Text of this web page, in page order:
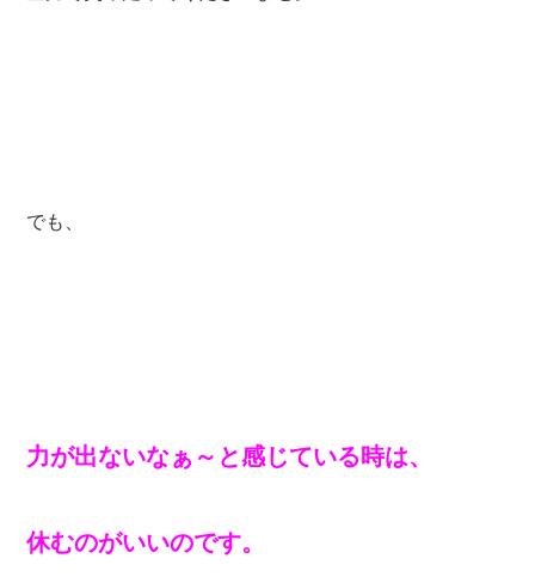
でも、
力が出ないなぁ～と感じている時は、
休むのがいいのです。